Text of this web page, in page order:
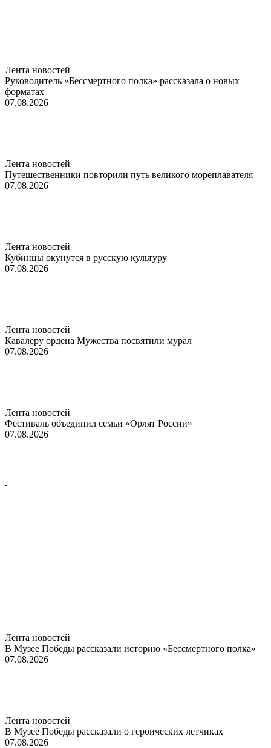
Лента новостей
Руководитель «Бессмертного полка» рассказала о новых
форматах
07.08.2026
Лента новостей
Путешественники повторили путь великого мореплавателя
07.08.2026
Лента новостей
Кубинцы окунутся в русскую культуру
07.08.2026
Лента новостей
Кавалеру ордена Мужества посвятили мурал
07.08.2026
Лента новостей
Фестиваль объединил семьи «Орлят России»
07.08.2026
Лента новостей
В Музее Победы рассказали историю «Бессмертного полка»
07.08.2026
Лента новостей
В Музее Победы рассказали о героических летчиках
07.08.2026